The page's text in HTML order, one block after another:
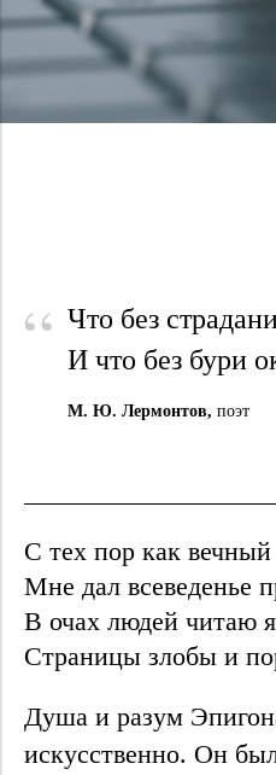
“ Что без
И что без бури
М. Ю. Лермонтов, поэт
С тех пор как вечный
Мне дал всеведенье
В очах людей читаю я
Страницы злобы и
Душа и разум
искусственно. Он